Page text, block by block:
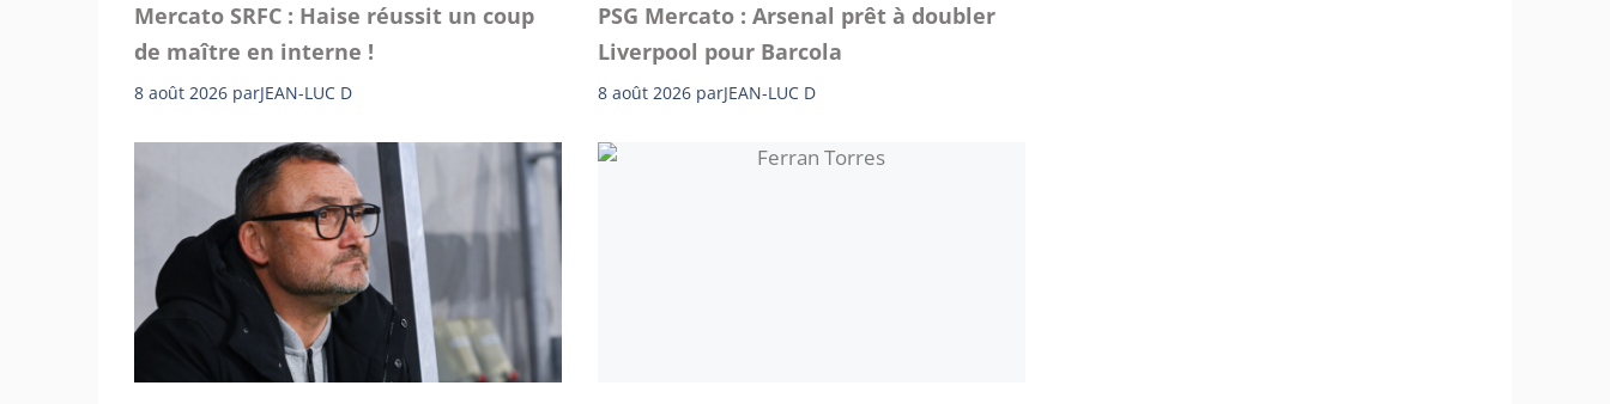
Mercato SRFC : Haise réussit un coup
de maître en interne !
8 août 2026 parJEAN-LUC D
PSG Mercato : Arsenal prêt à doubler
Liverpool pour Barcola
8 août 2026 parJEAN-LUC D